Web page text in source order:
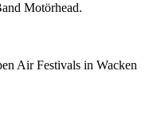
Motörhead.
Air Festivals in Wacken